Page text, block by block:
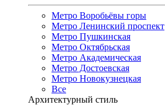
Метро Воробьёвы горы
Метро Ленинский проспект
Метро Пушкинская
Метро Октябрьская
Метро Академическая
Метро Достоевская
Метро Новокузнецкая
Все
Архитектурный стиль